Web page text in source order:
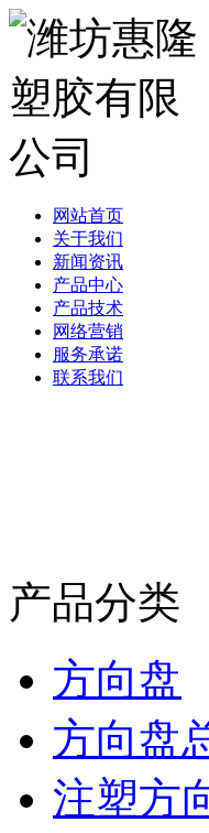
网站首页
关于我们
新闻资讯
产品中心
产品技术
网络营销
服务承诺
联系我们
产品分类
方向盘
方向盘
注塑方